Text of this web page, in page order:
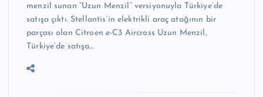
menzil sunan “Uzun Menzil” versiyonuyla Türkiye’de
satışa çıktı. Stellantis’in elektrikli araç atağının bir
parçası olan Citroen e-C3 Aircross Uzun Menzil,
Türkiye’de satışa…